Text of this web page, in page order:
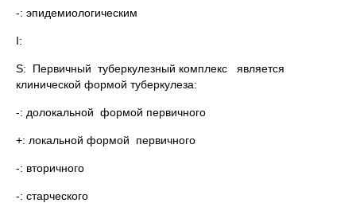
-: эпидемиологическим
I:
S: Первичный туберкулезный комплекс является
клинической формой туберкулеза:
-: долокальной формой первичного
+: локальной формой первичного
-: вторичного
-: старческого